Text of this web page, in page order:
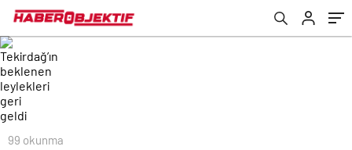
99 okunma